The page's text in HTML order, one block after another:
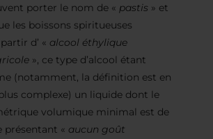
porter le nom de « pastis » et
les boissons spiritueuses
d’ « alcool éthylique
», ce type d’alcool étant
(notamment, la définition est en
complexe) un liquide dont le
volumique minimal est de
présentant « aucun goût